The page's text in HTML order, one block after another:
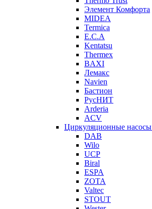
Элемент Комфорта
MIDEA
Termica
E.C.A
Kentatsu
Thermex
BAXI
Лемакс
Navien
Бастион
РусНИТ
Arderia
ACV
Циркуляционные насосы
DAB
Wilo
UCP
Biral
ESPA
ZOTA
Valtec
STOUT